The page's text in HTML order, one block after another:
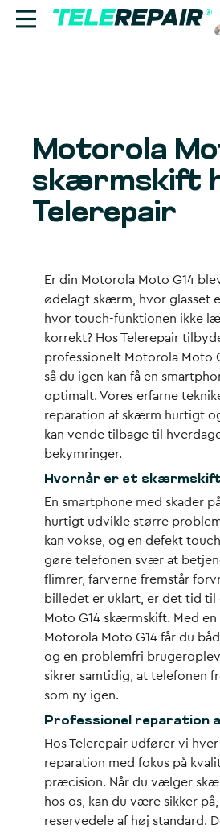
Find butik
Erhverv
Motorola
skærmskift
Telerepair
Er din Motorola Moto G14
ødelagt skærm, hvor glasset
hvor touch-funktionen ikke
korrekt? Hos Telerepair
professionelt Motorola Moto
så du igen kan få en
optimalt. Vores erfarne
reparation af skærm hurtigt
kan vende tilbage til
bekymringer.
Hvornår er et
En smartphone med skader
hurtigt udvikle større
kan vokse, og en defekt
gøre telefonen svær at
flimrer, farverne fremstår
billedet er uklart, er det tid til
Moto G14 skærmskift. Med
Motorola Moto G14 får du
og en problemfri
sikrer samtidig, at telefonen
som ny igen.
Professionel reparation
Hos Telerepair udfører vi
reparation med fokus på
præcision. Når du vælger
hos os, kan du være sikker
reservedele af høj standard.